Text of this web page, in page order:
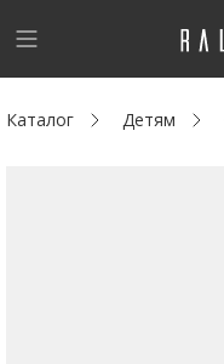
!
Новинки
Возникли вопросы? -
Каталог Детям